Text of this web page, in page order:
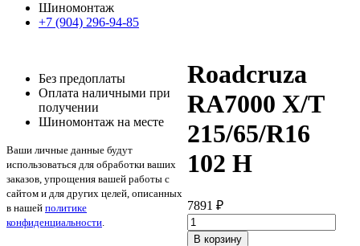
Шиномонтаж
+7 (904) 296-94-85
Roadcruza
RA7000 X/T
215/65/R16
102 H
7891 ₽
Количество
товара
В корзину
Без предоплаты
Оплата наличными при
получении
Шиномонтаж на месте
Ваши личные данные будут
использоваться для обработки ваших
заказов, упрощения вашей работы с
сайтом и для других целей, описанных
в нашей политике
конфиденциальности.